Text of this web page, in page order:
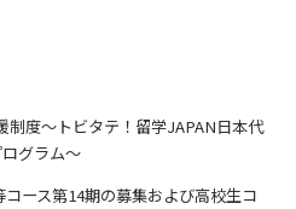
制度～トビタテ！留学JAPAN日本代
グラム～
ース第14期の募集および高校生コ